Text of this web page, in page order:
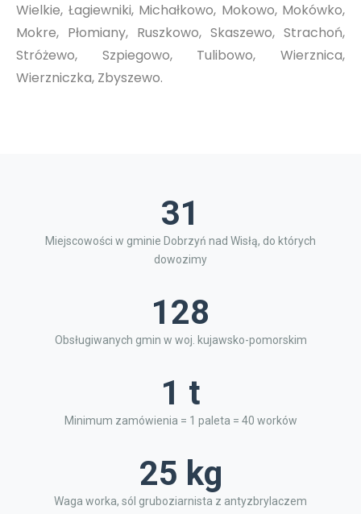
Wielkie, Łagiewniki, Michałkowo, Mokowo, Mokówko,
Mokre, Płomiany, Ruszkowo, Skaszewo, Strachoń,
Stróżewo, Szpiegowo, Tulibowo, Wierznica,
Wierzniczka, Zbyszewo.
31
Miejscowości w gminie Dobrzyń nad Wisłą, do których
dowozimy
128
Obsługiwanych gmin w woj. kujawsko-pomorskim
1 t
Minimum zamówienia = 1 paleta = 40 worków
25 kg
Waga worka, sól gruboziarnista z antyzbrylaczem